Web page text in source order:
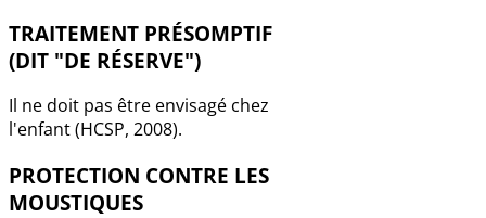
TRAITEMENT PRÉSOMPTIF
(DIT "DE RÉSERVE")
Il ne doit pas être envisagé chez
l'enfant (HCSP, 2008).
PROTECTION CONTRE LES
MOUSTIQUES